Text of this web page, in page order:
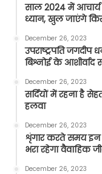
साल 2024 में
ध्यान, खुल जाएंगे
December 26, 2023
उपराष्ट्रपति
बिश्नोई के आशीर्वाद
December 26, 2023
सर्दियों में रहना है
हलवा
December 26, 2023
शृंगार करते समय इन
भरा रहेगा वैवाहिक
December 26, 2023